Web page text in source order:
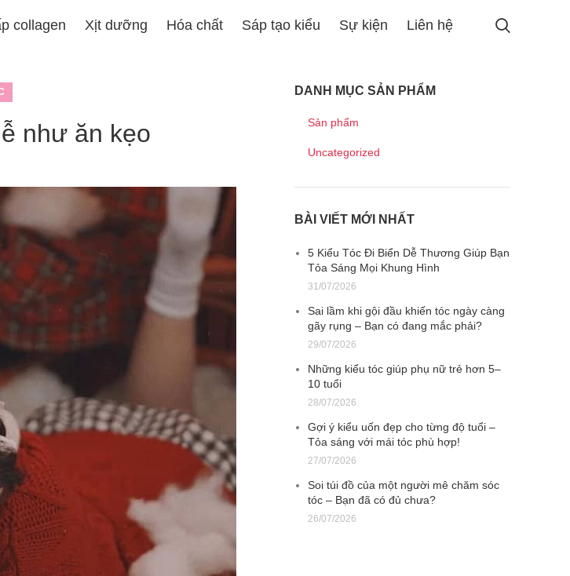
collagen Xịt dưỡng Hóa chất Sáp tạo kiểu Sự kiện Liên hệ
như ăn kẹo
DANH MỤC SẢN PHẨM
Sản phẩm
Uncategorized
BÀI VIẾT MỚI NHẤT
5 Kiểu Tóc Đi Biển Dễ Thương Giúp Bạn
Tỏa Sáng Mọi Khung Hình
31/07/2026
Sai lầm khi gội đầu khiến tóc ngày càng
gãy rụng – Bạn có đang mắc phải?
29/07/2026
Những kiểu tóc giúp phụ nữ trẻ hơn 5–
10 tuổi
28/07/2026
Gợi ý kiểu uốn đẹp cho từng độ tuổi –
Tỏa sáng với mái tóc phù hợp!
27/07/2026
Soi túi đồ của một người mê chăm sóc
tóc – Bạn đã có đủ chưa?
26/07/2026